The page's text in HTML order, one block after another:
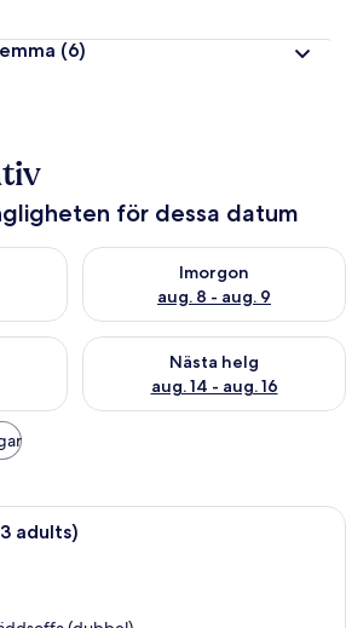
(6)
för dessa datum
för ikväll aug. 7 - aug. 8
Imorgon
aug. 8 - aug. 9
Kontrollera tillgängligheten
för den här helgen aug. 7 - aug. 9
Nästa helg
aug. 14 - aug. 16
Kontrollera tillgängligheten
Värdeförvaringsskåp på rummet,
adults)